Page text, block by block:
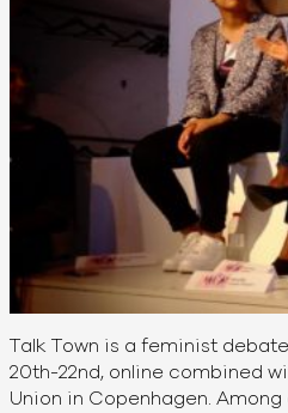
Talk Town is a feminist
20th-22nd, online combined
Union in Copenhagen.